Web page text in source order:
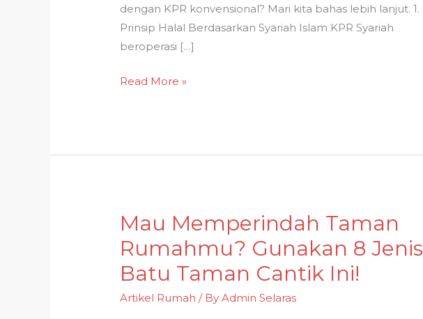
dengan KPR konvensional? Mari kita bahas lebih lanjut. 1.
Prinsip Halal Berdasarkan Syariah Islam KPR Syariah
beroperasi […]
Read More »
Mau Memperindah Taman
Rumahmu? Gunakan 8 Jenis
Batu Taman Cantik Ini!
Artikel Rumah / ByAdmin Selaras
Mau
Memperindah
Taman
Rumahmu?
Gunakan